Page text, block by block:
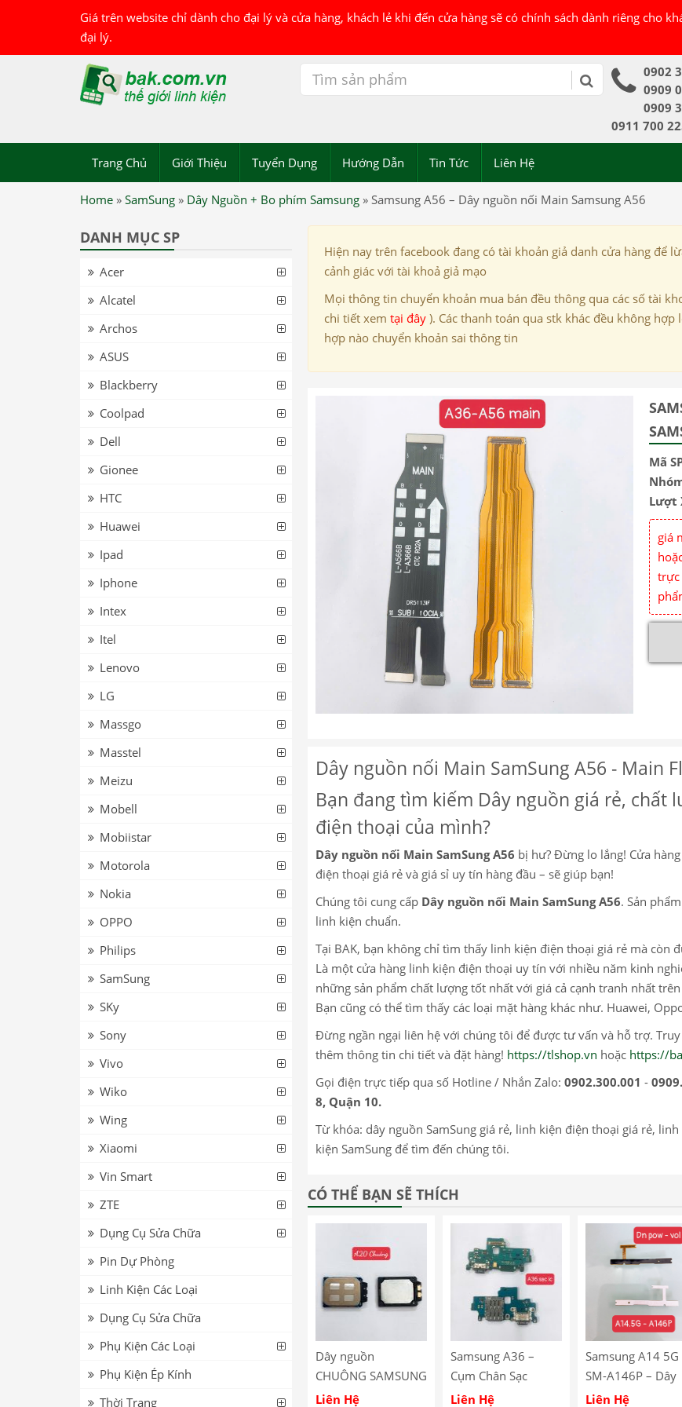
Giá trên website chỉ dành cho đại lý và cửa hàng, khách lẻ khi đến cửa hàng sẽ có chính sách dành riêng cho
đại lý.
0902
0909
0909
0911 700
Trang Chủ Giới Thiệu Tuyển Dụng Hướng Dẫn Tin Tức Liên Hệ
Home » SamSung » Dây Nguồn + Bo phím Samsung » Samsung A56 – Dây nguồn nối Main Samsung A56
Hiện nay trên facebook đang có tài khoản giả danh cửa hàng để
cảnh giác với tài khoả giả mạo
Mọi thông tin chuyển khoản mua bán đều thông qua các số tài
chi tiết xem tại đây ). Các thanh toán qua stk khác đều không
hợp nào chuyển khoản sai thông tin
Mã
Lượt
giá
trực
Dây nguồn nối Main SamSung A56 - Main
Bạn đang tìm kiếm Dây nguồn giá rẻ, chất
điện thoại của mình?
Dây nguồn nối Main SamSung A56 bị hư? Đừng lo lắng! Cửa
điện thoại giá rẻ và giá sỉ uy tín hàng đầu – sẽ giúp bạn!
Chúng tôi cung cấp Dây nguồn nối Main SamSung A56. Sản
linh kiện chuẩn.
Tại BAK, bạn không chỉ tìm thấy linh kiện điện thoại giá rẻ mà còn
Là một cửa hàng linh kiện điện thoại uy tín với nhiều năm kinh
những sản phẩm chất lượng tốt nhất với giá cả cạnh tranh nhất
Bạn cũng có thể tìm thấy các loại mặt hàng khác như. Huawei,
Đừng ngần ngại liên hệ với chúng tôi để được tư vấn và hỗ trợ.
thêm thông tin chi tiết và đặt hàng! https://tlshop.vn hoặc https://
Gọi điện trực tiếp qua số Hotline / Nhắn Zalo: 0902.300.001 -
8, Quận 10.
Từ khóa: dây nguồn SamSung giá rẻ, linh kiện điện thoại giá rẻ,
kiện SamSung để tìm đến chúng tôi.
CÓ THỂ BẠN SẼ THÍCH
Dây nguồn
CHUÔNG SAMSUNG
A20
Liên Hệ
Samsung A36 –
Cụm Chân Sạc
Samsung A36 có IC
Liên Hệ
Samsung A14 5G
SM-A146P – Dây
Nguồn Power On /
Liên Hệ
DANH MỤC SP
Acer
Alcatel
Archos
ASUS
Blackberry
Coolpad
Dell
Gionee
HTC
Huawei
Ipad
Iphone
Intex
Itel
Lenovo
LG
Massgo
Masstel
Meizu
Mobell
Mobiistar
Motorola
Nokia
OPPO
Philips
SamSung
SKy
Sony
Vivo
Wiko
Wing
Xiaomi
Vin Smart
ZTE
Dụng Cụ Sửa Chữa
Pin Dự Phòng
Linh Kiện Các Loại
Dụng Cụ Sửa Chữa
Phụ Kiện Các Loại
Phụ Kiện Ép Kính
Thời Trang